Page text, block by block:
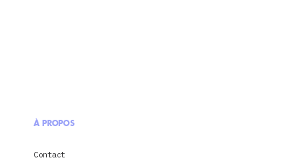
À PROPOS
Contact